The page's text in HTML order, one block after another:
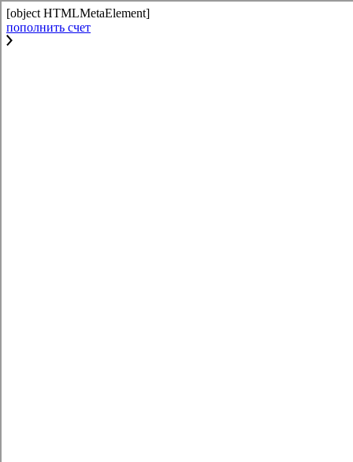
[object HTMLMetaElement]
пополнить счет